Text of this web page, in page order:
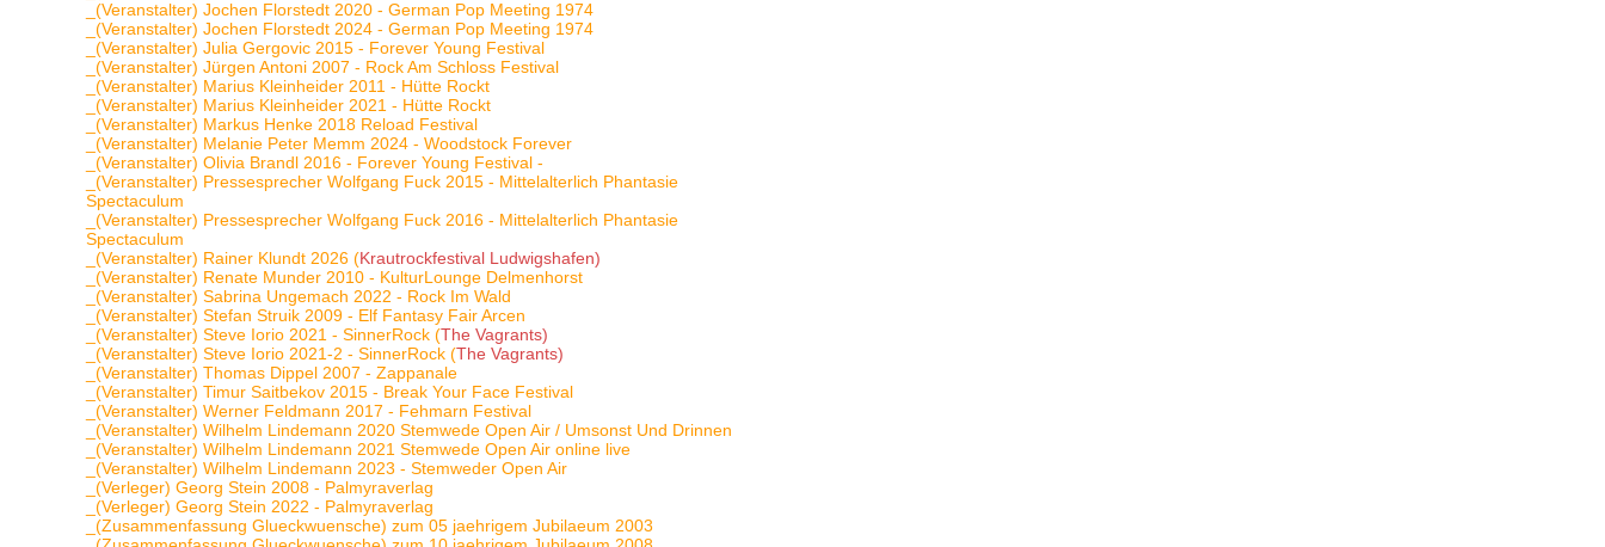
_(Veranstalter) Jochen Florstedt 2020 - German Pop Meeting 1974
_(Veranstalter) Jochen Florstedt 2024 - German Pop Meeting 1974
_(Veranstalter) Julia Gergovic 2015 - Forever Young Festival
_(Veranstalter) Jürgen Antoni 2007 - Rock Am Schloss Festival
_(Veranstalter) Marius Kleinheider 2011 - Hütte Rockt
_(Veranstalter) Marius Kleinheider 2021 - Hütte Rockt
_(Veranstalter) Markus Henke 2018 Reload Festival
_(Veranstalter) Melanie Peter Memm 2024 - Woodstock Forever
_(Veranstalter) Olivia Brandl 2016 - Forever Young Festival -
_(Veranstalter) Pressesprecher Wolfgang Fuck 2015 - Mittelalterlich Phantasie
Spectaculum
_(Veranstalter) Pressesprecher Wolfgang Fuck 2016 - Mittelalterlich Phantasie
Spectaculum
_(Veranstalter) Rainer Klundt 2026 (Krautrockfestival Ludwigshafen)
_(Veranstalter) Renate Munder 2010 - KulturLounge Delmenhorst
_(Veranstalter) Sabrina Ungemach 2022 - Rock Im Wald
_(Veranstalter) Stefan Struik 2009 - Elf Fantasy Fair Arcen
_(Veranstalter) Steve Iorio 2021 - SinnerRock (The Vagrants)
_(Veranstalter) Steve Iorio 2021-2 - SinnerRock (The Vagrants)
_(Veranstalter) Thomas Dippel 2007 - Zappanale
_(Veranstalter) Timur Saitbekov 2015 - Break Your Face Festival
_(Veranstalter) Werner Feldmann 2017 - Fehmarn Festival
_(Veranstalter) Wilhelm Lindemann 2020 Stemwede Open Air / Umsonst Und Drinnen
_(Veranstalter) Wilhelm Lindemann 2021 Stemwede Open Air online live
_(Veranstalter) Wilhelm Lindemann 2023 - Stemweder Open Air
_(Verleger) Georg Stein 2008 - Palmyraverlag
_(Verleger) Georg Stein 2022 - Palmyraverlag
_(Zusammenfassung Glueckwuensche) zum 05 jaehrigem Jubilaeum 2003